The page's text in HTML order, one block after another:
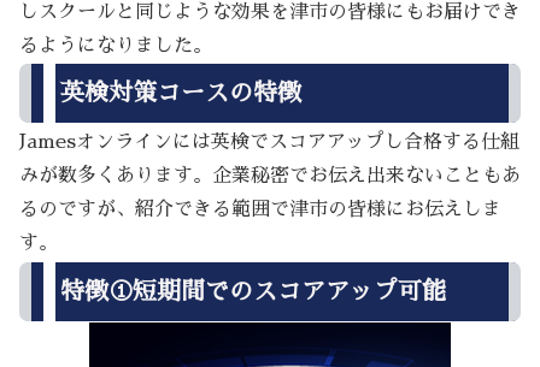
しスクールと同じような効果を津市の皆様にもお届けでき
るようになりました。
英検対策コースの特徴
Jamesオンラインには英検でスコアアップし合格する仕組
みが数多くあります。企業秘密でお伝え出来ないこともあ
るのですが、紹介できる範囲で津市の皆様にお伝えしま
す。
特徴①短期間でのスコアアップ可能